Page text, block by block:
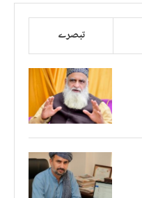
تبصرے